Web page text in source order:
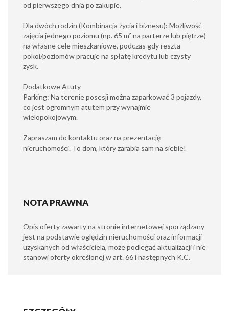
od pierwszego dnia po zakupie.
Dla dwóch rodzin (Kombinacja życia i biznesu): Możliwość
zajęcia jednego poziomu (np. 65 m² na parterze lub piętrze)
na własne cele mieszkaniowe, podczas gdy reszta
pokoi/poziomów pracuje na spłatę kredytu lub czysty
zysk.
Dodatkowe Atuty
Parking: Na terenie posesji można zaparkować 3 pojazdy,
co jest ogromnym atutem przy wynajmie
wielopokojowym.
Zapraszam do kontaktu oraz na prezentację
nieruchomości. To dom, który zarabia sam na siebie!
NOTA PRAWNA
Opis oferty zawarty na stronie internetowej sporządzany
jest na podstawie oględzin nieruchomości oraz informacji
uzyskanych od właściciela, może podlegać aktualizacji i nie
stanowi oferty określonej w art. 66 i następnych K.C.